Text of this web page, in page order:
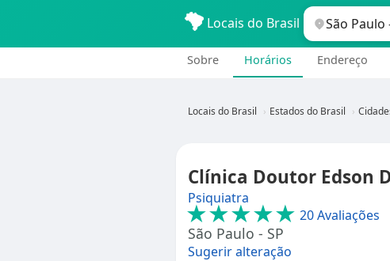
Locais do Brasil
Sobre Horários Endereço
Locais do Brasil Estados do Brasil
Clínica Doutor Edson
Psiquiatra
★★★★★ 20 Avaliações
São Paulo - SP
Sugerir alteração